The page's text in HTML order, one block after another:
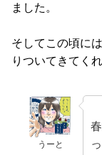
ました。
そしてこの頃に
りついてきてく
うーと